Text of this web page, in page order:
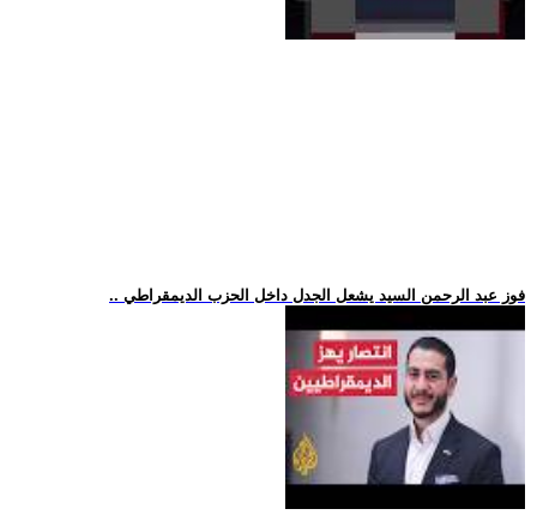
.. فوز عبد الرحمن السيد يشعل الجدل داخل الحزب الديمقراطي